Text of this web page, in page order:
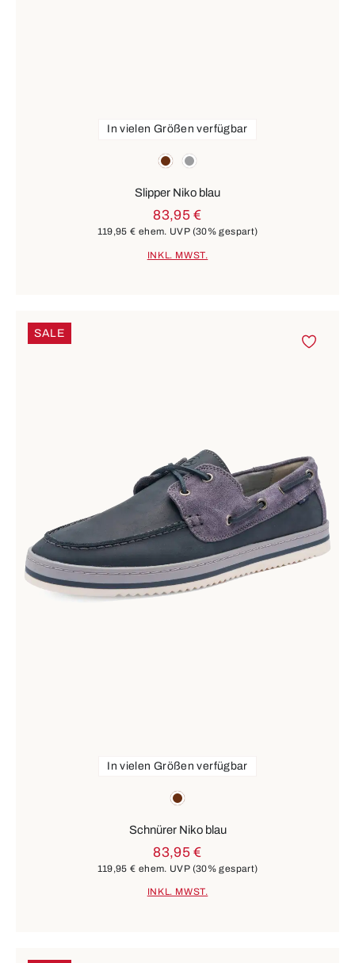
braungrau
In vielen Größen verfügbar
Slipper Niko blau
83,95 €
119,95 € ehem. UVP (30% gespart)
INKL. MWST.
SALE
braun
In vielen Größen verfügbar
Schnürer Niko blau
83,95 €
119,95 € ehem. UVP (30% gespart)
INKL. MWST.